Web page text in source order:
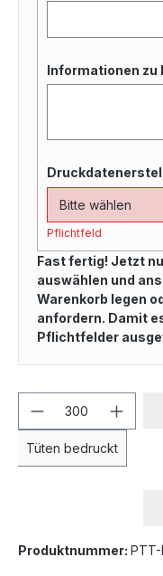
Informationen zu
Pflichtfeld
Fast fertig! Jetzt
auswählen und
Warenkorb legen
anfordern. Damit
Pflichtfelder
Tüten bedruckt
Produktnummer: PTT-